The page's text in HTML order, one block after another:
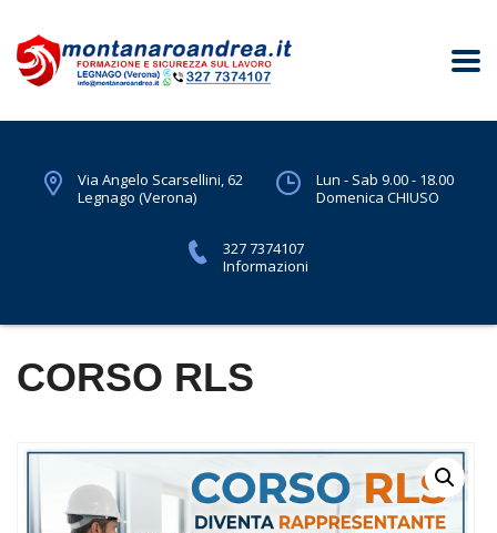
Via Angelo Scarsellini, 62
Legnago (Verona)
Lun - Sab 9.00 - 18.00
Domenica CHIUSO
327 7374107
Informazioni
CORSO RLS